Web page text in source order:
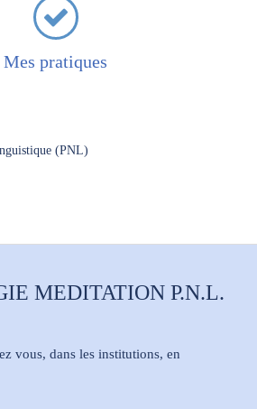
Mes pratiques
(PNL)
MEDITATION P.N.L.
vous, dans les institutions, en